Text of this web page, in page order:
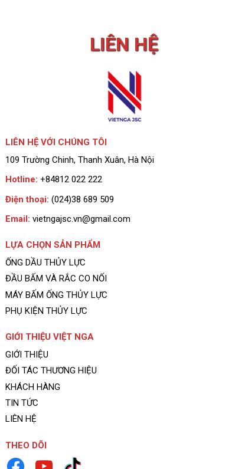
LIÊN HỆ
Email: vietngajsc.vn@gmail.com
109 Trường Chinh, Thanh Xuân, Hà Nội
Hotline: +84812 022 222
LIÊN HỆ VỚI CHÚNG TÔI
Điện thoại: (024)38 689 509
LỰA CHỌN SẢN PHẨM
ỐNG DẦU THỦY LỰC
ĐẦU BẤM VÀ RẮC CO NỐI
MÁY BẤM ỐNG THỦY LỰC
PHỤ KIỆN THỦY LỰC
THEO DÕI
LIÊN HỆ
GIỚI THIỆU VIỆT NGA
GIỚI THIỆU
ĐỐI TÁC THƯƠNG HIỆU
KHÁCH HÀNG
TIN TỨC